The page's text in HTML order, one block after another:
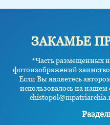
ЗАКАМЬЕ
*Часть размещенных
фотоизображений
Если Вы являетесь
использовалось на